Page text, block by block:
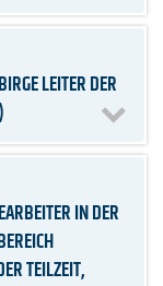
LEITER DER
IN DER
TEILZEIT,